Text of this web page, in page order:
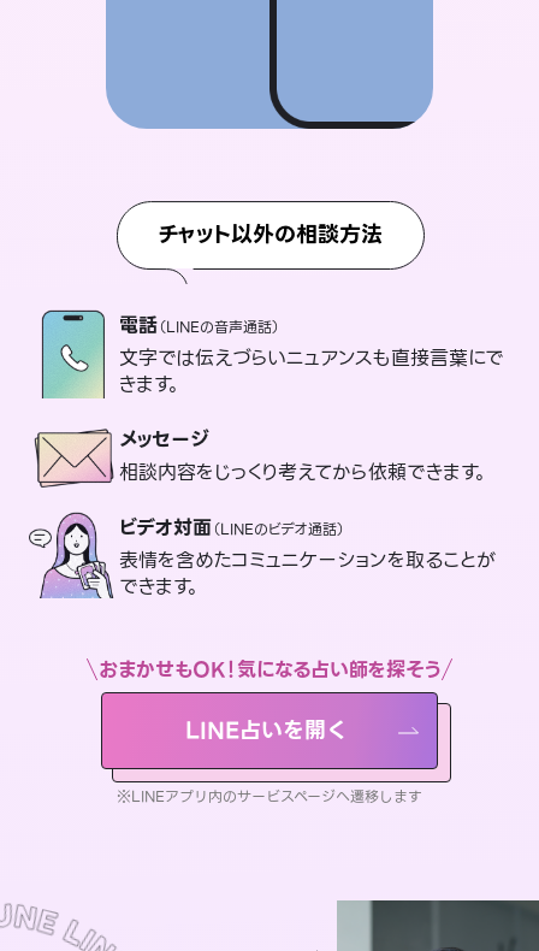
チャット以外の相談方法
電話（LINEの音声通話）
文字では伝えづらいニュアンスも直接言葉にで
きます。
メッセージ
相談内容をじっくり考えてから依頼できます。
ビデオ対面（LINEのビデオ通話）
表情を含めたコミュニケーションを取ることが
できます。
おまかせもOK！気になる占い師を探そう
LINE占いを開く
※LINEアプリ内のサービスページへ遷移します